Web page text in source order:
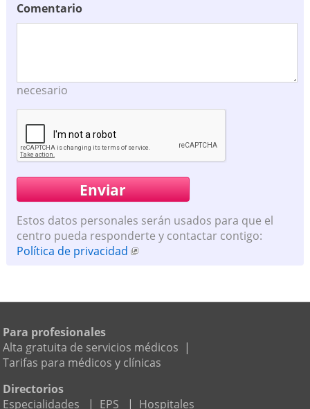
Comentario
necesario
Estos datos personales serán usados para que el
centro pueda responderte y contactar contigo:
Política de privacidad
Para profesionales
Alta gratuita de servicios médicos |
Tarifas para médicos y clínicas
Directorios
Especialidades
| EPS | Hospitales